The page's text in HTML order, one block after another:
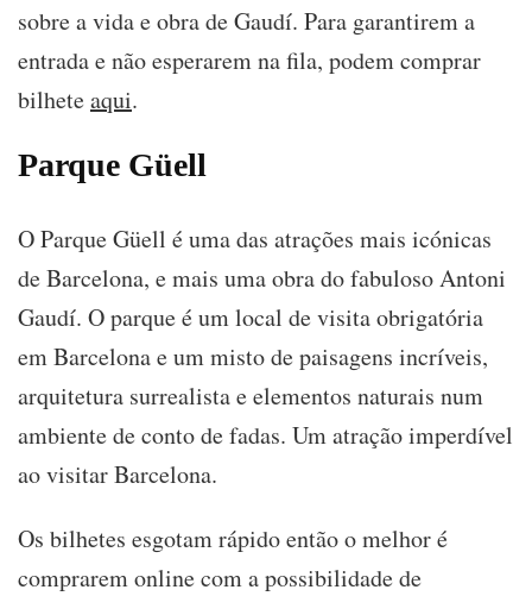
sobre a vida e obra de Gaudí. Para garantirem a
entrada e não esperarem na fila, podem comprar
bilheteaqui.
Parque Güell
O Parque Güell é uma das atrações mais icónicas
de Barcelona, e mais uma obra do fabuloso Antoni
Gaudí. O parque é um local de visita obrigatória
em Barcelona e um misto de paisagens incríveis,
arquitetura surrealista e elementos naturais num
ambiente de conto de fadas. Um atração imperdível
ao visitar Barcelona.
Os bilhetes esgotam rápido então o melhor é
comprarem online com a possibilidade de